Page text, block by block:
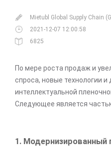
Mietubl Global Supply Chain
2021-12-07 12:00:58
6825
По мере роста продаж и
спроса, новые технологии
интеллектуальной
Следующее является
1. Модернизированный